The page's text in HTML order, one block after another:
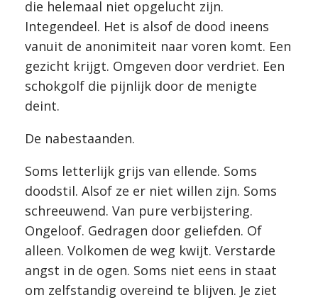
die helemaal niet opgelucht zijn.
Integendeel. Het is alsof de dood ineens
vanuit de anonimiteit naar voren komt. Een
gezicht krijgt. Omgeven door verdriet. Een
schokgolf die pijnlijk door de menigte
deint.
De nabestaanden.
Soms letterlijk grijs van ellende. Soms
doodstil. Alsof ze er niet willen zijn. Soms
schreeuwend. Van pure verbijstering.
Ongeloof. Gedragen door geliefden. Of
alleen. Volkomen de weg kwijt. Verstarde
angst in de ogen. Soms niet eens in staat
om zelfstandig overeind te blijven. Je ziet